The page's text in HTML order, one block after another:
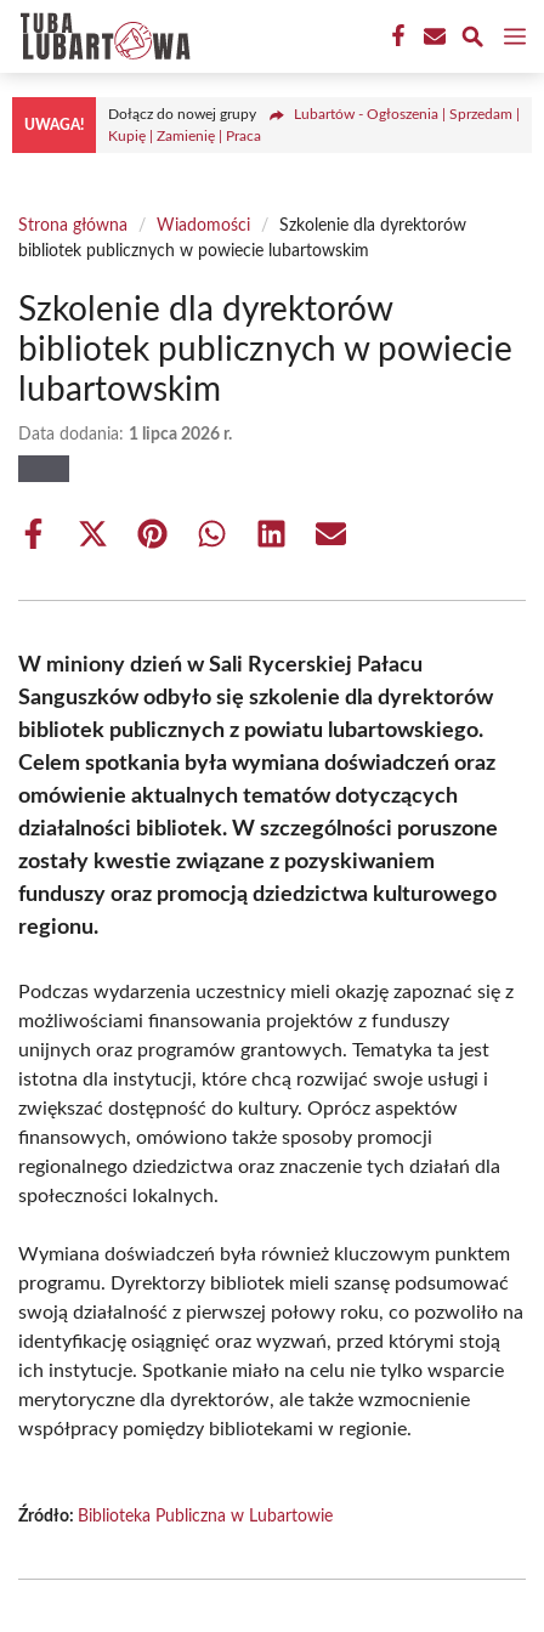
Przejdź
treści
UWAGA!
Dołącz do nowej grupy
Lubartów - Ogłoszenia | Sprzedam |
Kupię | Zamienię | Praca
Strona główna / Wiadomości /
Szkolenie dla dyrektorów
bibliotek publicznych w powiecie lubartowskim
Szkolenie dla dyrektorów
bibliotek publicznych w powiecie
lubartowskim
Data dodania: 1 lipca 2026 r.
Share
Share
(Twitter)
Share Share Share Share
W miniony dzień w Sali Rycerskiej Pałacu
Sanguszków odbyło się szkolenie dla dyrektorów
bibliotek publicznych z powiatu lubartowskiego.
Celem spotkania była wymiana doświadczeń oraz
omówienie aktualnych tematów dotyczących
działalności bibliotek. W szczególności poruszone
zostały kwestie związane z pozyskiwaniem
funduszy oraz promocją dziedzictwa kulturowego
regionu.
Podczas wydarzenia uczestnicy mieli okazję zapoznać się z
możliwościami finansowania projektów z funduszy
unijnych oraz programów grantowych. Tematyka ta jest
istotna dla instytucji, które chcą rozwijać swoje usługi i
zwiększać dostępność do kultury. Oprócz aspektów
finansowych, omówiono także sposoby promocji
regionalnego dziedzictwa oraz znaczenie tych działań dla
społeczności lokalnych.
Wymiana doświadczeń była również kluczowym punktem
programu. Dyrektorzy bibliotek mieli szansę podsumować
swoją działalność z pierwszej połowy roku, co pozwoliło na
identyfikację osiągnięć oraz wyzwań, przed którymi stoją
ich instytucje. Spotkanie miało na celu nie tylko wsparcie
merytoryczne dla dyrektorów, ale także wzmocnienie
współpracy pomiędzy bibliotekami w regionie.
Źródło: Biblioteka Publiczna w Lubartowie